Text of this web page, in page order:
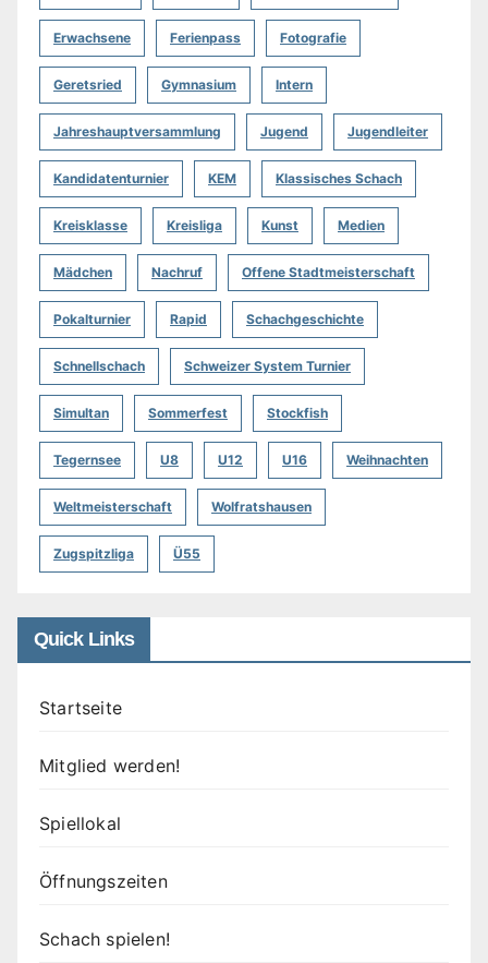
Erwachsene Ferienpass Fotografie
Geretsried Gymnasium Intern
Jahreshauptversammlung Jugend Jugendleiter
Kandidatenturnier KEM Klassisches Schach
Kreisklasse Kreisliga Kunst Medien
Mädchen Nachruf Offene Stadtmeisterschaft
Pokalturnier Rapid Schachgeschichte
Schnellschach Schweizer System Turnier
Simultan Sommerfest Stockfish
Tegernsee U8 U12 U16 Weihnachten
Weltmeisterschaft Wolfratshausen
Zugspitzliga Ü55
Quick Links
Startseite
Mitglied werden!
Spiellokal
Öffnungszeiten
Schach spielen!